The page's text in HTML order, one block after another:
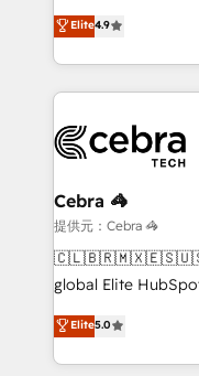
SOC 2 Type II and
our commitment to
creativity to
Barcelona and
the UK, we
smarter marketing,
Iberia (Spain &
with intelligent
growth. Our
that simplify
turn innovation into real
HubSpot Partner
projects • Clients in
technology for
Elite4.9
Cebra 🦓
提供元：Cebra 🦓
global Elite
technology,
Latin America and
across 9 countries.
Elite5.0